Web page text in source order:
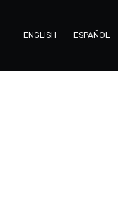
ENGLISH ESPAÑOL